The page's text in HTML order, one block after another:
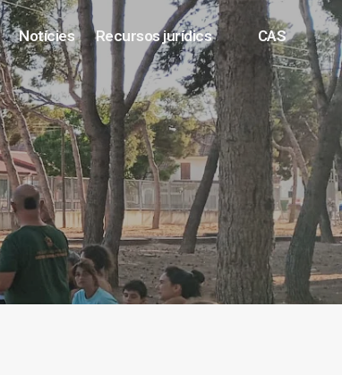
Notícies Recursos jurídics CAS